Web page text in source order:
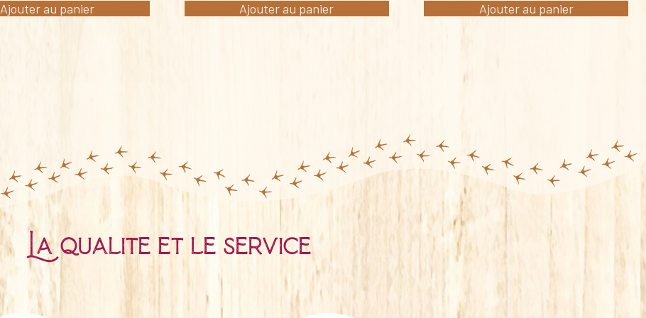
Ajouter au panier Ajouter au panier Ajouter au panier
La qualité et le service